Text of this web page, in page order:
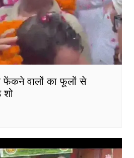
फेंकने वालों का फूलों से
शो